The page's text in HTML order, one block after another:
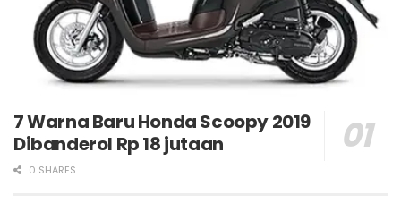
7 Warna Baru Honda Scoopy 2019
Dibanderol Rp 18 jutaan
0 SHARES